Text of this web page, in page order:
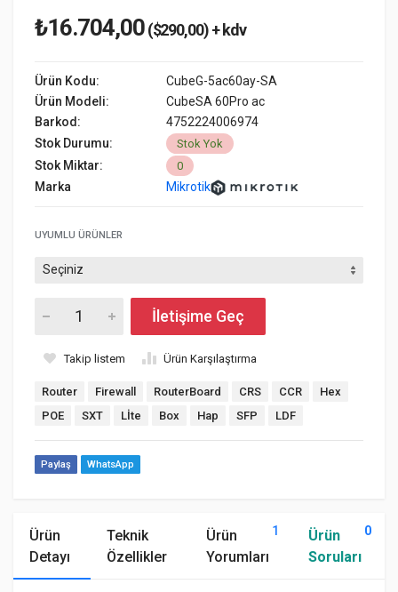
₺16.704,00($290,00) + kdv
Ürün Kodu:
CubeG-5ac60ay-SA
Ürün Modeli:
CubeSA 60Pro ac
Barkod:
4752224006974
Stok Durumu:
Stok Yok
Stok Miktar: 0
Marka Mikrotik
UYUMLU ÜRÜNLER
İletişime Geç
Takip listem Ürün Karşılaştırma
Router Firewall RouterBoard CRS CCR
Hex
POE
SXT Lİte Box Hap SFP LDF
Paylaş WhatsApp
Ürün
Detayı
Teknik
Özellikler
Ürün
Yorumları
1
Ürün
Soruları
0